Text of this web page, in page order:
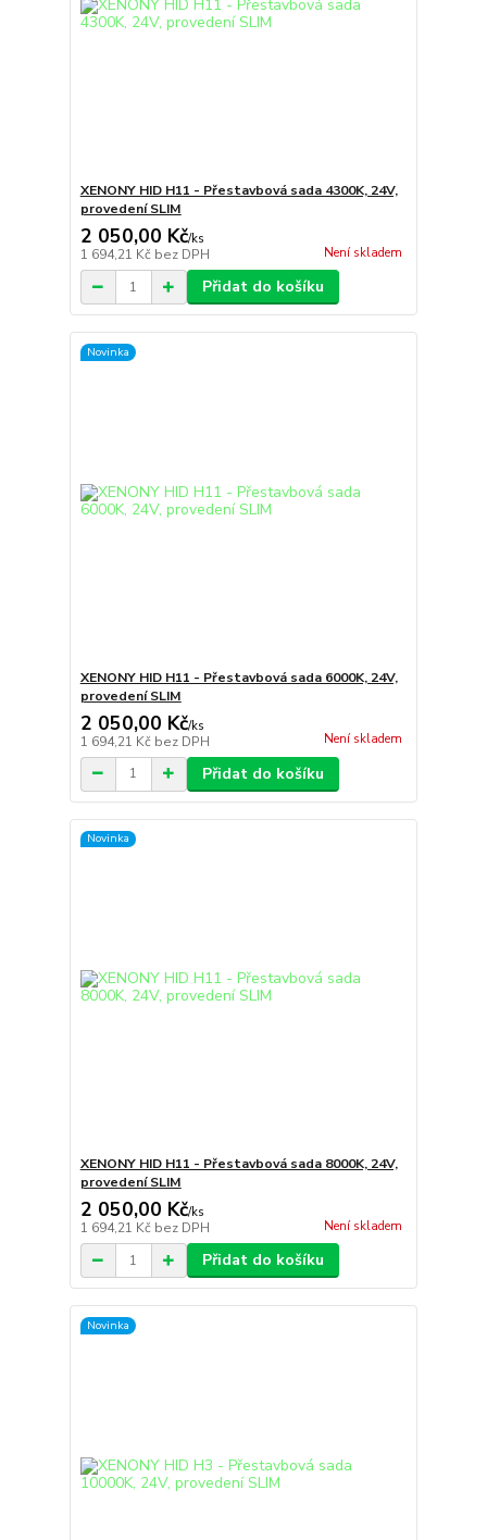
XENONY HID H11 - Přestavbová sada 4300K, 24V,
provedení SLIM
2 050,00 Kč/ks
1 694,21 Kč bez DPH Není skladem
Přidat do košíku
Novinka
XENONY HID H11 - Přestavbová sada 6000K, 24V,
provedení SLIM
2 050,00 Kč/ks
1 694,21 Kč bez DPH Není skladem
Přidat do košíku
Novinka
XENONY HID H11 - Přestavbová sada 8000K, 24V,
provedení SLIM
2 050,00 Kč/ks
1 694,21 Kč bez DPH Není skladem
Přidat do košíku
Novinka